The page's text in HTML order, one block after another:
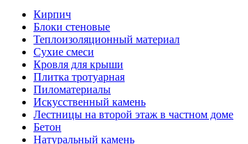
Кирпич
Блоки стеновые
Теплоизоляционный материал
Сухие смеси
Кровля для крыши
Плитка тротуарная
Пиломатериалы
Искусственный камень
Лестницы на второй этаж в частном доме
Бетон
Натуральный камень